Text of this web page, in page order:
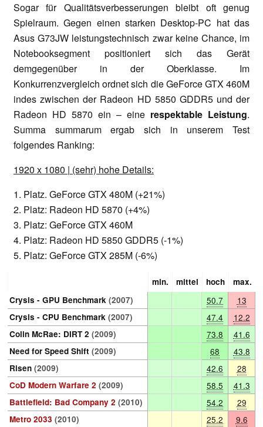
Sogar für Qualitätsverbesserungen bleibt oft genug
Spielraum. Gegen einen starken Desktop-PC hat das
Asus G73JW leistungstechnisch zwar keine Chance, im
Notebooksegment positioniert sich das Gerät
demgegenüber in der Oberklasse. Im
Konkurrenzvergleich ordnet sich die GeForce GTX 460M
indes zwischen der Radeon HD 5850 GDDR5 und der
Radeon HD 5870 ein – eine respektable Leistung.
Summa summarum ergab sich in unserem Test
folgendes Ranking:
1920 x 1080 | (sehr) hohe Details:
1. Platz. GeForce GTX 480M (+21%)
2. Platz: Radeon HD 5870 (+4%)
3. Platz: GeForce GTX 460M
4. Platz: Radeon HD 5850 GDDR5 (-1%)
5. Platz: GeForce GTX 285M (-6%)
min. mittel hoch
max.
Crysis - GPU Benchmark (2007) 50.7 13
Crysis - CPU Benchmark (2007) 47.4 12.2
Colin McRae: DIRT 2 (2009) 73.8 41.6
Need for Speed Shift (2009) 68 43.8
Risen (2009) 42.6 28
CoD Modern Warfare 2 (2009) 58.5 41.3
Battlefield: Bad Company 2 (2010) 54.2 29
Metro 2033 (2010) 25.2 9.6